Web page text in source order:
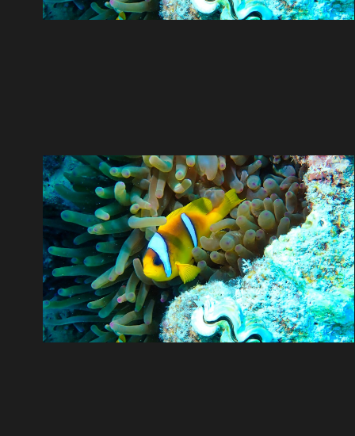
ÉGYPTE MAI 2026
40 photos — Rscm plongee Sortie